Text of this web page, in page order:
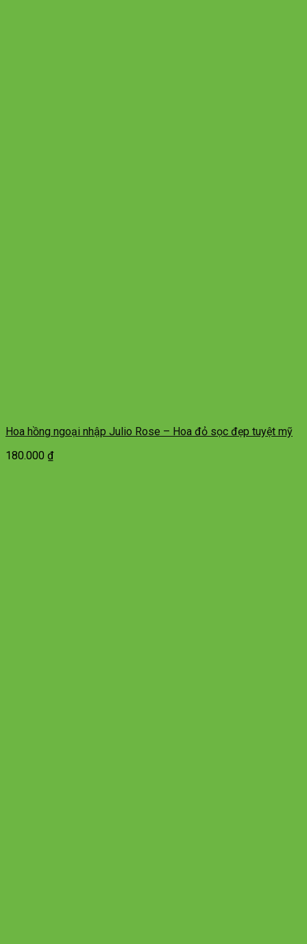
Hoa hồng ngoại nhập Julio Rose – Hoa đỏ sọc đẹp tuyệt mỹ
180.000 ₫